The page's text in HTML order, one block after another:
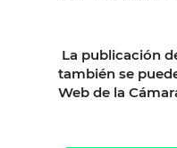
La publicación
también se
Web de la